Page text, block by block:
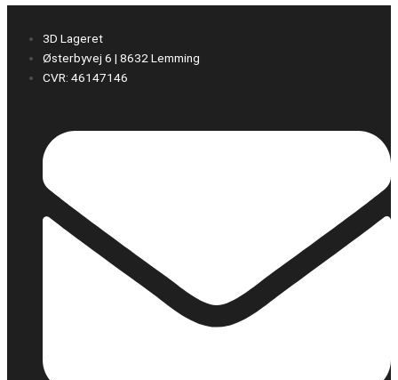
3D Lageret
Østerbyvej 6 | 8632 Lemming
CVR: 46147146